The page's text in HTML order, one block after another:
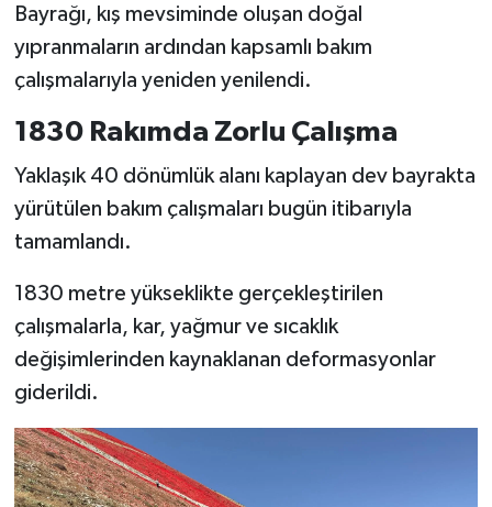
Bayrağı, kış mevsiminde oluşan doğal
yıpranmaların ardından kapsamlı bakım
çalışmalarıyla yeniden yenilendi.
1830 Rakımda Zorlu Çalışma
Yaklaşık 40 dönümlük alanı kaplayan dev bayrakta
yürütülen bakım çalışmaları bugün itibarıyla
tamamlandı.
1830 metre yükseklikte gerçekleştirilen
çalışmalarla, kar, yağmur ve sıcaklık
değişimlerinden kaynaklanan deformasyonlar
giderildi.
MEDYA
ÜÇÜNCÜ SAYFA
BİLİMNET
Yemek
SİVİL TOPLUM
KİM KİMDİR
ÇEK GÖNDER